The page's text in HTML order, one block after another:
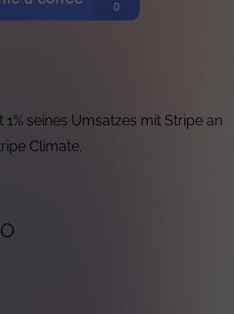
seines Umsatzes mit Stripe an
Climate.